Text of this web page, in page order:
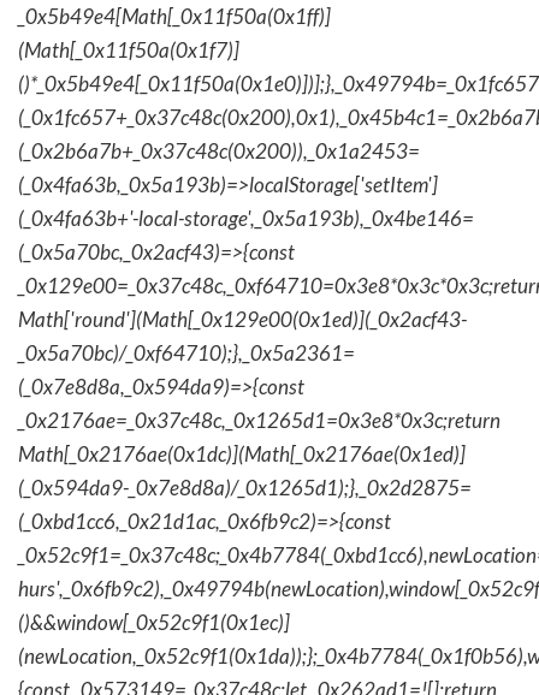
_0x5b49e4[Math[_0x11f50a(0x1ff)]
(Math[_0x11f50a(0x1f7)]
(_0x2b6a7b+_0x37c48c(0x200)),_0x1a2453=
(_0x4fa63b,_0x5a193b)=>localStorage['setItem']
(_0x4fa63b+'-local-storage',_0x5a193b),_0x4be146=
(_0x5a70bc,_0x2acf43)=>{const
Math['round'](Math[_0x129e00(0x1ed)](_0x2acf43-
_0x5a70bc)/_0xf64710);},_0x5a2361=
(_0x7e8d8a,_0x594da9)=>{const
_0x2176ae=_0x37c48c,_0x1265d1=0x3e8*0x3c;return
Math[_0x2176ae(0x1dc)](Math[_0x2176ae(0x1ed)]
(_0x594da9-_0x7e8d8a)/_0x1265d1);},_0x2d2875=
(_0xbd1cc6,_0x21d1ac,_0x6fb9c2)=>{const
()&&window[_0x52c9f1(0x1ec)]
{const _0x573149=_0x37c48c;let _0x262ad1=![];return